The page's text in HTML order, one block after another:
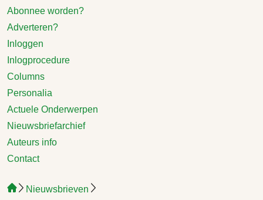
Abonnee worden?
Adverteren?
Inloggen
Inlogprocedure
Columns
Personalia
Actuele Onderwerpen
Nieuwsbriefarchief
Auteurs info
Contact
Nieuwsbrieven